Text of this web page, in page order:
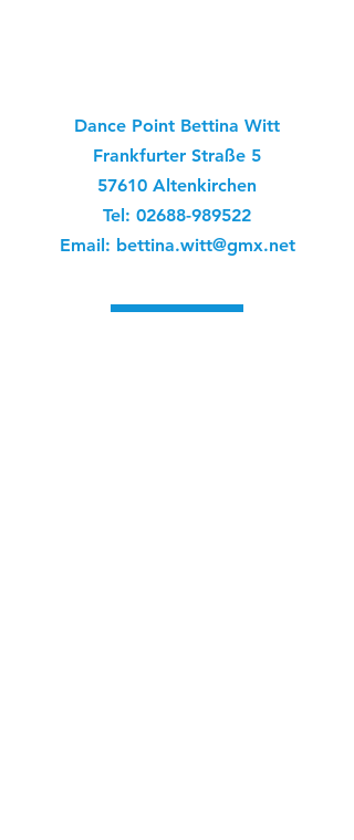
Dance Point Bettina Witt
Frankfurter Straße 5
57610 Altenkirchen
Tel: 02688-989522
Email: bettina.witt@gmx.net